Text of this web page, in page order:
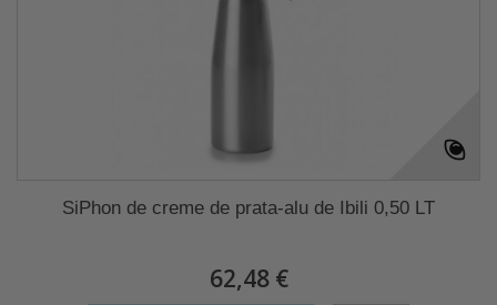
SiPhon de creme de prata-alu de Ibili 0,50 LT
62,48 €